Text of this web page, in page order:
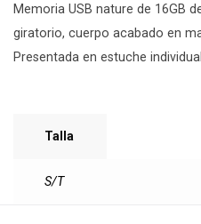
Memoria USB nature de 16GB
giratorio, cuerpo acabado en
Presentada en estuche
Talla
S/T